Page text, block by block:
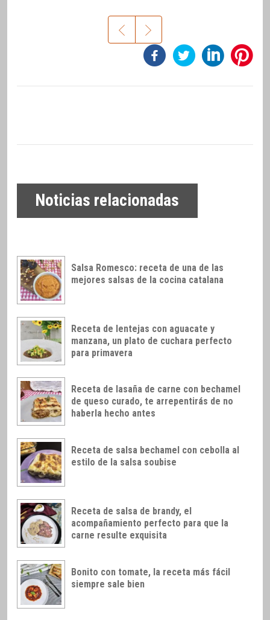
Noticias relacionadas
Salsa Romesco: receta de una de las
mejores salsas de la cocina catalana
Receta de lentejas con aguacate y
manzana, un plato de cuchara perfecto
para primavera
Receta de lasaña de carne con bechamel
de queso curado, te arrepentirás de no
haberla hecho antes
Receta de salsa bechamel con cebolla al
estilo de la salsa soubise
Receta de salsa de brandy, el
acompañamiento perfecto para que la
carne resulte exquisita
Bonito con tomate, la receta más fácil
siempre sale bien